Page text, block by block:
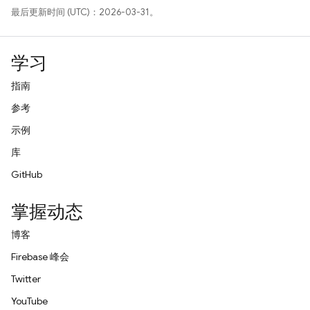
最后更新时间 (UTC)：2026-03-31。
学习
指南
参考
示例
库
GitHub
掌握动态
博客
Firebase 峰会
Twitter
YouTube